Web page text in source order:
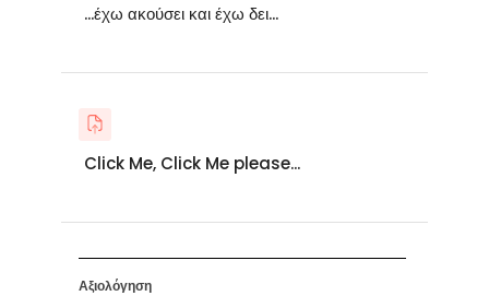
...έχω ακούσει και έχω δει...
Click Me, Click Me please...
Αξιολόγηση